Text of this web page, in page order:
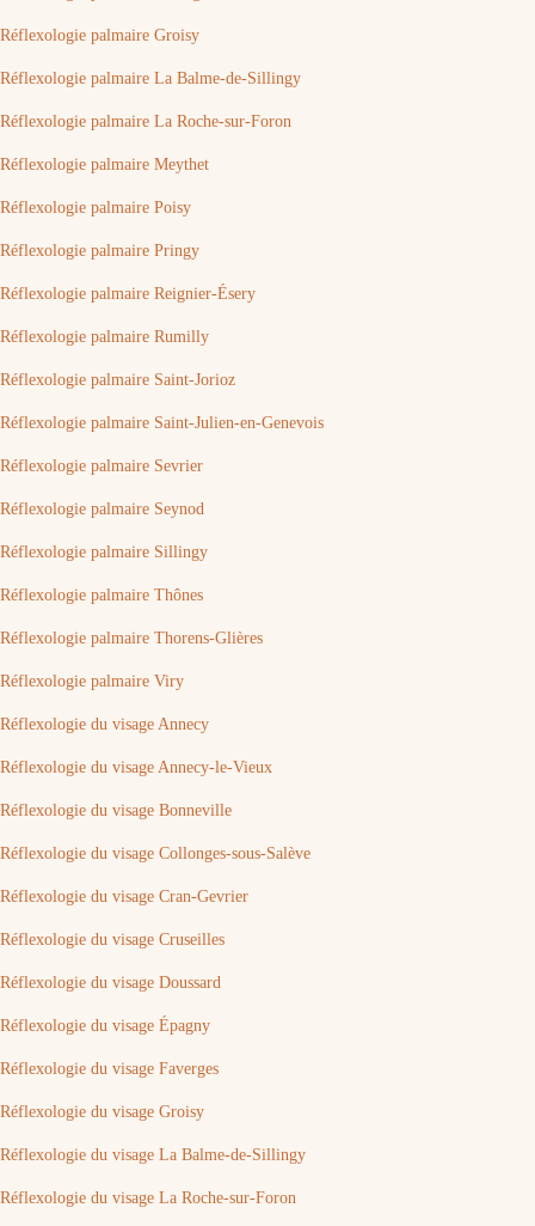
Réflexologie palmaire Groisy
Réflexologie palmaire La Balme-de-Sillingy
Réflexologie palmaire La Roche-sur-Foron
Réflexologie palmaire Meythet
Réflexologie palmaire Poisy
Réflexologie palmaire Pringy
Réflexologie palmaire Reignier-Ésery
Réflexologie palmaire Rumilly
Réflexologie palmaire Saint-Jorioz
Réflexologie palmaire Saint-Julien-en-Genevois
Réflexologie palmaire Sevrier
Réflexologie palmaire Seynod
Réflexologie palmaire Sillingy
Réflexologie palmaire Thônes
Réflexologie palmaire Thorens-Glières
Réflexologie palmaire Viry
Réflexologie du visage Annecy
Réflexologie du visage Annecy-le-Vieux
Réflexologie du visage Bonneville
Réflexologie du visage Collonges-sous-Salève
Réflexologie du visage Cran-Gevrier
Réflexologie du visage Cruseilles
Réflexologie du visage Doussard
Réflexologie du visage Épagny
Réflexologie du visage Faverges
Réflexologie du visage Groisy
Réflexologie du visage La Balme-de-Sillingy
Réflexologie du visage La Roche-sur-Foron